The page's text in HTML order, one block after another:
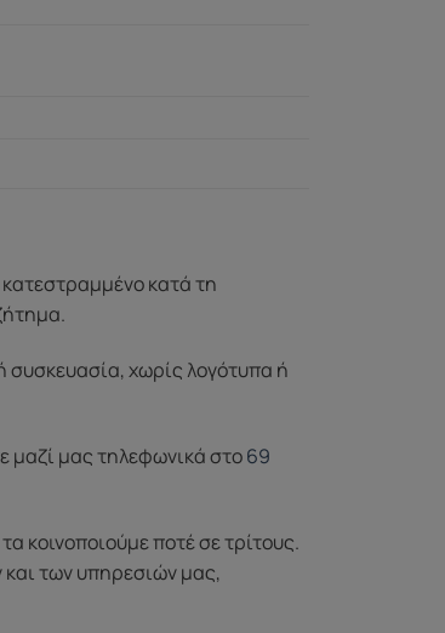
κατά τη
συσκευασία, χωρίς λογότυπα ή
μαζί μας τηλεφωνικά στο69
κοινοποιούμε ποτέ σε τρίτους.
των υπηρεσιών μας,